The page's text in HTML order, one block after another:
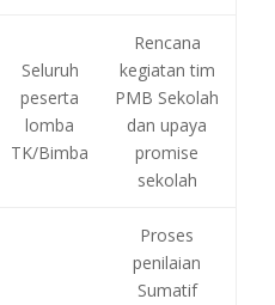
Seluruh
peserta
lomba
TK/Bimba
Rencana
kegiatan tim
PMB Sekolah
dan upaya
promise
sekolah
Proses
penilaian
Sumatif